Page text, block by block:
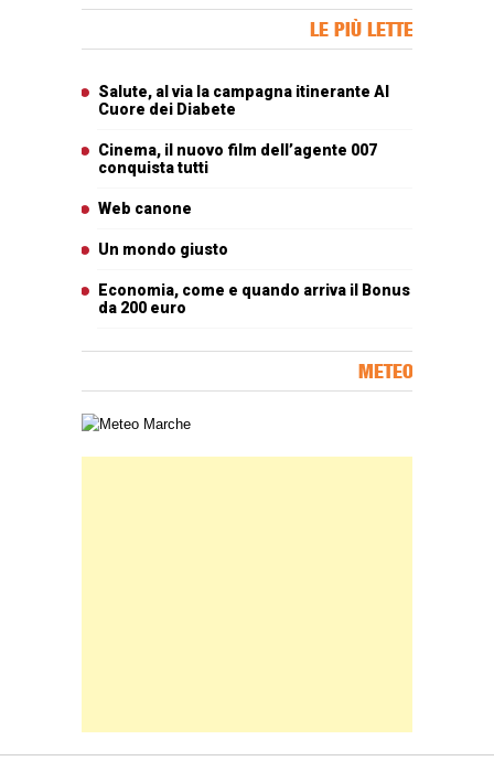
LE PIÙ LETTE
Salute, al via la campagna itinerante Al
Cuore dei Diabete
Cinema, il nuovo film dell’agente 007
conquista tutti
Web canone
Un mondo giusto
Economia, come e quando arriva il Bonus
da 200 euro
METEO
Carta meteorologica delle Marche